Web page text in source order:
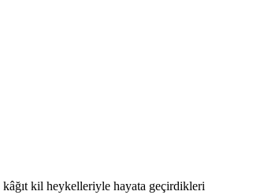
kâğıt kil heykelleriyle hayata geçirdikleri